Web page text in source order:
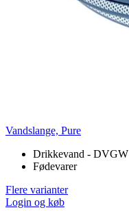
Vandslange, Pure
Drikkevand - DVGW
Fødevarer
Flere varianter
Login og køb